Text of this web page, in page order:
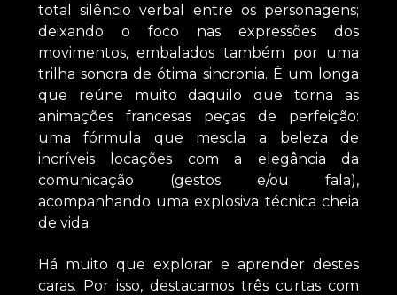
total silêncio verbal entre os personagens;
deixando o foco nas expressões dos
movimentos, embalados também por uma
trilha sonora de ótima sincronia. É um longa
que reúne muito daquilo que torna as
animações francesas peças de perfeição:
uma fórmula que mescla a beleza de
incríveis locações com a elegância da
comunicação (gestos e/ou fala),
acompanhando uma explosiva técnica cheia
de vida.
Há muito que explorar e aprender destes
caras. Por isso, destacamos três curtas com